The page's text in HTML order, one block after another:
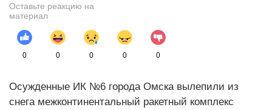
Оставьте реакцию на
материал
0 0 0 0 0
Осужденные ИК №6 города Омска вылепили из
снега межконтинентальный ракетный комплекс